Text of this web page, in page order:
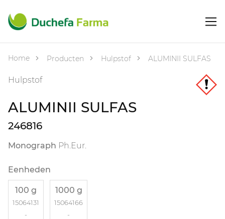
Home Producten Hulpstof ALUMINII SULFAS
Hulpstof
ALUMINII SULFAS
246816
Monograph Ph.Eur.
Eenheden
100 g
15064131
-
1000 g
15064166
-